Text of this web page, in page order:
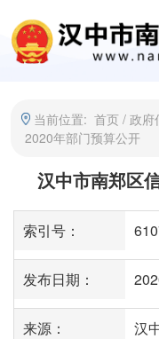
当前位置: 首页 / 政府
2020年部门预算公开
汉中市南郑区
索引号：
发布日期：
来源： 汉